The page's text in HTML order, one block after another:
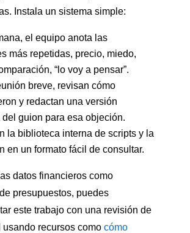
Instala un sistema simple:
el equipo anota las
más repetidas, precio, miedo,
“lo voy a pensar”.
breve, revisan cómo
y redactan una versión
del guion para esa objeción.
la biblioteca interna de scripts y la
en un formato fácil de consultar.
datos financieros como
presupuestos, puedes
este trabajo con una revisión de
usando recursos como cómo